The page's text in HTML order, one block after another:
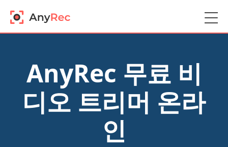
AnyRec 무료 비
디오 트리머 온라
인